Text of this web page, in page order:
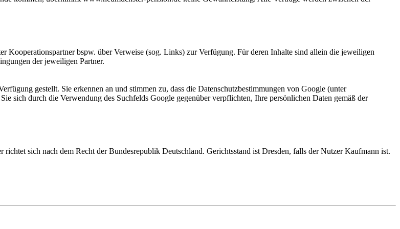
Kooperationspartner bspw. über Verweise (sog. Links) zur Verfügung. Für deren Inhalte sind allein die jeweiligen
der jeweiligen Partner.
gestellt. Sie erkennen an und stimmen zu, dass die Datenschutzbestimmungen von Google (unter
sich durch die Verwendung des Suchfelds Google gegenüber verpflichten, Ihre persönlichen Daten gemäß der
richtet sich nach dem Recht der Bundesrepublik Deutschland. Gerichtsstand ist Dresden, falls der Nutzer Kaufmann ist.